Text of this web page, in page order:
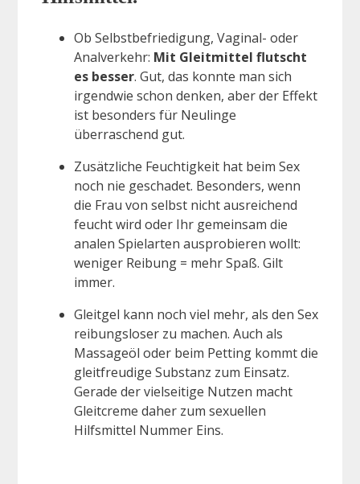
Ob Selbstbefriedigung, Vaginal- oder
Analverkehr: Mit Gleitmittel flutscht
es besser. Gut, das konnte man sich
irgendwie schon denken, aber der Effekt
ist besonders für Neulinge
überraschend gut.
Zusätzliche Feuchtigkeit hat beim Sex
noch nie geschadet. Besonders, wenn
die Frau von selbst nicht ausreichend
feucht wird oder Ihr gemeinsam die
analen Spielarten ausprobieren wollt:
weniger Reibung = mehr Spaß. Gilt
immer.
Gleitgel kann noch viel mehr, als den Sex
reibungsloser zu machen. Auch als
Massageöl oder beim Petting kommt die
gleitfreudige Substanz zum Einsatz.
Gerade der vielseitige Nutzen macht
Gleitcreme daher zum sexuellen
Hilfsmittel Nummer Eins.